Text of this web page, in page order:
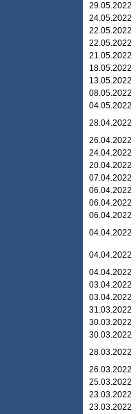
29.05.2022
24.05.2022
22.05.2022
22.05.2022
21.05.2022
18.05.2022
13.05.2022
08.05.2022
04.05.2022
28.04.2022
26.04.2022
24.04.2022
20.04.2022
07.04.2022
06.04.2022
06.04.2022
06.04.2022
04.04.2022
04.04.2022
04.04.2022
03.04.2022
03.04.2022
31.03.2022
30.03.2022
30.03.2022
28.03.2022
26.03.2022
25.03.2022
23.03.2022
23.03.2022